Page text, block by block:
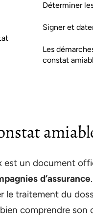
Déterminer
Signer et
Les
constat
est un document
d’assurance
le traitement du
comprendre son